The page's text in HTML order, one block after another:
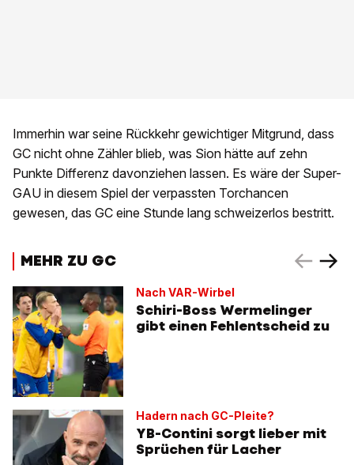
Immerhin war seine Rückkehr gewichtiger Mitgrund, dass
GC nicht ohne Zähler blieb, was Sion hätte auf zehn
Punkte Differenz davonziehen lassen. Es wäre der Super-
GAU in diesem Spiel der verpassten Torchancen
gewesen, das GC eine Stunde lang schweizerlos bestritt.
MEHR ZU GC
Nach VAR-Wirbel
Schiri-Boss Wermelinger
gibt einen Fehlentscheid zu
Hadern nach GC-Pleite?
YB-Contini sorgt lieber mit
Sprüchen für Lacher